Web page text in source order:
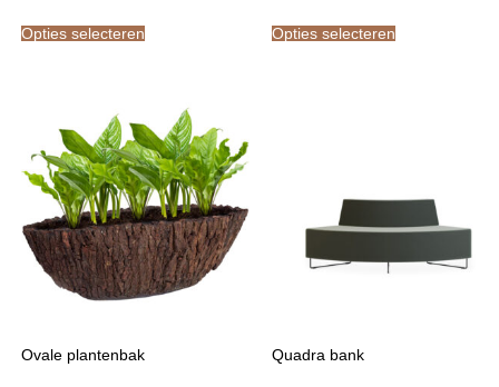
Opties selecteren Opties selecteren
Ovale plantenbak Quadra bank